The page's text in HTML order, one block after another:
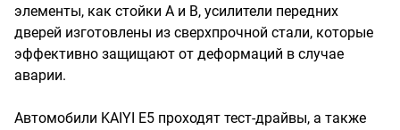
элементы, как стойки А и В, усилители передних
дверей изготовлены из сверхпрочной стали, которые
эффективно защищают от деформаций в случае
аварии.
Автомобили KAIYI E5 проходят тест-драйвы, а также